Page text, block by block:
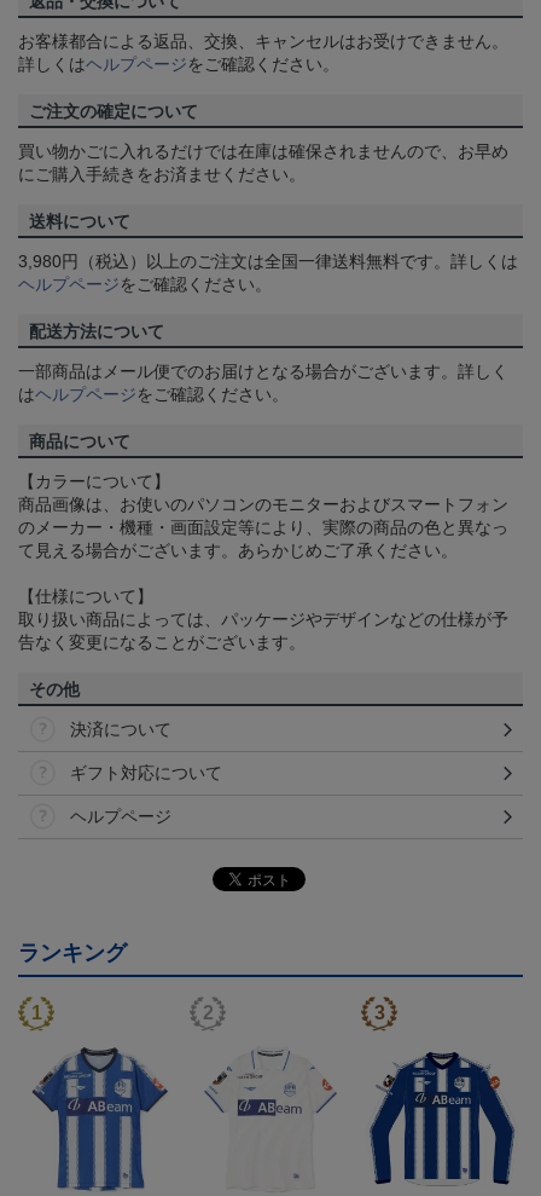
お客様都合による返品、交換、キャンセルはお受けできません。
詳しくはヘルプページをご確認ください。
ご注文の確定について
買い物かごに入れるだけでは在庫は確保されませんので、お早め
にご購入手続きをお済ませください。
送料について
3,980円（税込）以上のご注文は全国一律送料無料です。詳しくは
ヘルプページをご確認ください。
配送方法について
一部商品はメール便でのお届けとなる場合がございます。詳しく
はヘルプページをご確認ください。
商品について
【カラーについて】
商品画像は、お使いのパソコンのモニターおよびスマートフォン
のメーカー・機種・画面設定等により、実際の商品の色と異なっ
て見える場合がございます。あらかじめご了承ください。
【仕様について】
取り扱い商品によっては、パッケージやデザインなどの仕様が予
告なく変更になることがございます。
その他
決済について
ギフト対応について
ヘルプページ
ランキング